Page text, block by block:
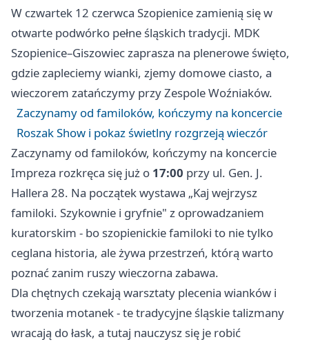
W czwartek 12 czerwca Szopienice zamienią się w
otwarte podwórko pełne śląskich tradycji. MDK
Szopienice–Giszowiec zaprasza na plenerowe święto,
gdzie zapleciemy wianki, zjemy domowe ciasto, a
wieczorem zatańczymy przy Zespole Woźniaków.
Zaczynamy od familoków, kończymy na koncercie
Roszak Show i pokaz świetlny rozgrzeją wieczór
Zaczynamy od familoków, kończymy na koncercie
Impreza rozkręca się już o 17:00 przy ul. Gen. J.
Hallera 28. Na początek wystawa „Kaj wejrzysz
familoki. Szykownie i gryfnie" z oprowadzaniem
kuratorskim - bo szopienickie familoki to nie tylko
ceglana historia, ale żywa przestrzeń, którą warto
poznać zanim ruszy wieczorna zabawa.
Dla chętnych czekają warsztaty plecenia wianków i
tworzenia motanek - te tradycyjne śląskie talizmany
wracają do łask, a tutaj nauczysz się je robić